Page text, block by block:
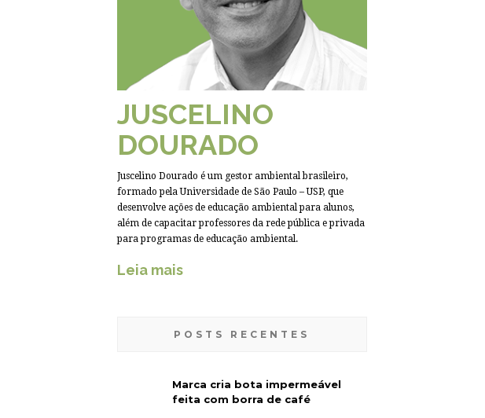
JUSCELINO
DOURADO
Juscelino Dourado é um gestor ambiental brasileiro,
formado pela Universidade de São Paulo – USP, que
desenvolve ações de educação ambiental para alunos,
além de capacitar professores da rede pública e privada
para programas de educação ambiental.
Leia mais
POSTS RECENTES
Marca cria bota impermeável
feita com borra de café